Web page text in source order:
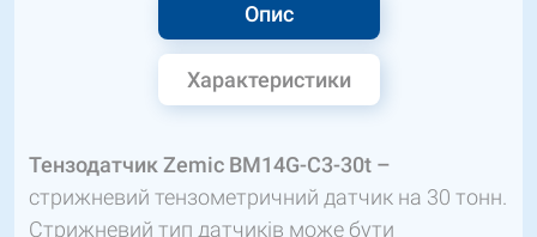
Опис
Характеристики
Тензодатчик Zemic BM14G-C3-30t –
стрижневий тензометричний датчик на 30 тонн.
Стрижневий тип датчиків може бути